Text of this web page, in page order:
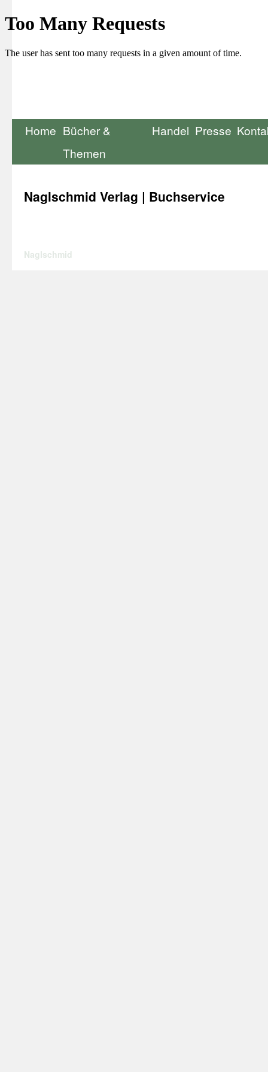
Home Bücher &
Themen
Handel Presse
Naglschmid Verlag | Buchservice
Naglschmid